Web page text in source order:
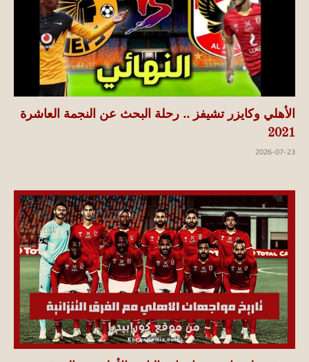
الأهلي وكايزر تشيفز .. رحلة البحث عن النجمة العاشرة
2021
2026-07-23